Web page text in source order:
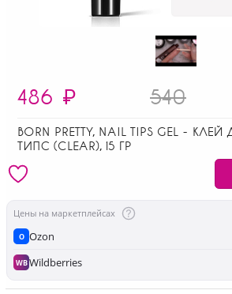
486 ₽ 540
BORN PRETTY, NAIL TIPS GEL -
ТИПС (CLEAR), 15 ГР
Цены на маркетплейсах
O Ozon
WBWildberries